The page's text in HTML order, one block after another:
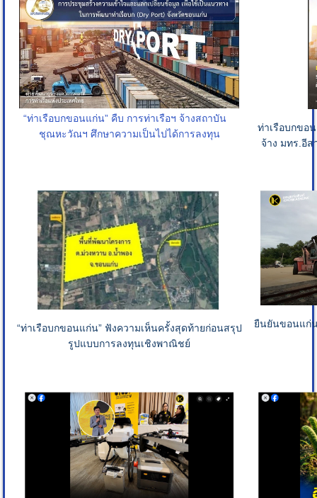
“ท่าเรือบกขอนแก่น” คืบ การท่าเรือฯ จ้างสถาบัน
ชุณหะวัณฯ ศึกษาความเป็นไปได้การลงทุน
ท่าเรือบกขอ
จ้าง มทร.อี
“ท่าเรือบกขอนแก่น” ฟังความเห็นครั้งสุดท้ายก่อนสรุป
รูปแบบการลงทุนเชิงพาณิชย์
ยืนยันขอนแก่